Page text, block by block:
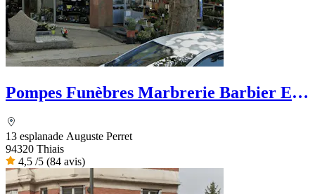
Pompes Funèbres Marbrerie Barbier Et
13 esplanade Auguste Perret
94320 Thiais
4,5 /5 (84 avis)